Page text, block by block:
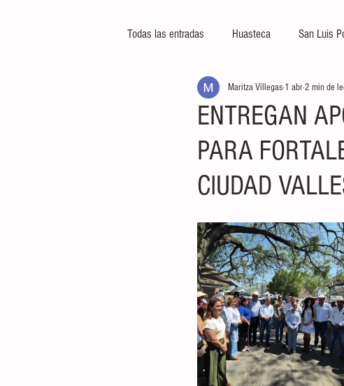
Todas las entradas Huasteca San Luis
ENTREGAN
PARA
CIUDAD
Maritza Villegas 1 abr2 min de